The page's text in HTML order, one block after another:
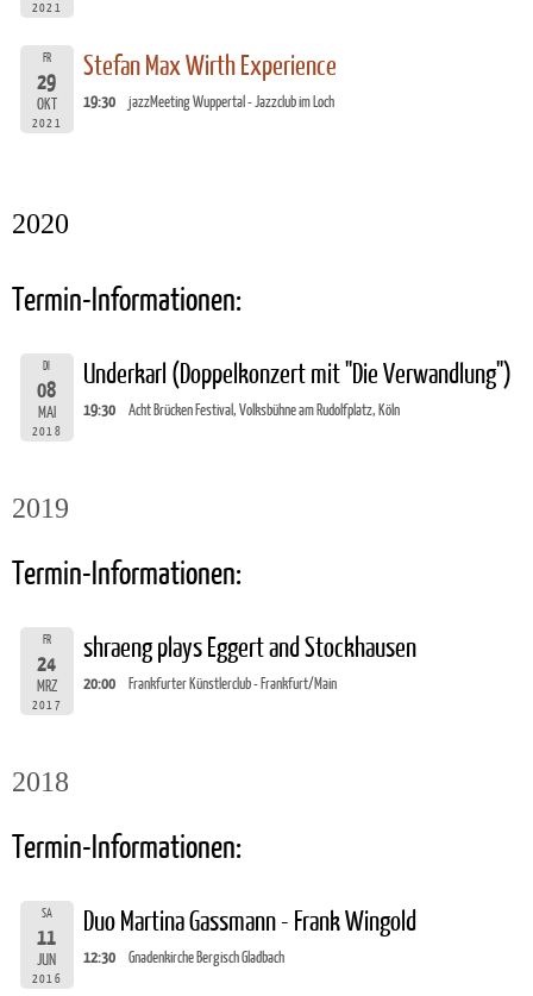
2021
FR
29
OKT
2021
Stefan Max Wirth Experience
19:30 jazzMeeting Wuppertal - Jazzclub im Loch
2020
Termin-Informationen:
DI
08
MAI
2018
Underkarl (Doppelkonzert mit "Die Verwandlung")
19:30 Acht Brücken Festival, Volksbühne am Rudolfplatz, Köln
2019
Termin-Informationen:
FR
24
MRZ
2017
shraeng plays Eggert and Stockhausen
20:00 Frankfurter Künstlerclub - Frankfurt/Main
2018
Termin-Informationen:
SA
11
JUN
2016
Duo Martina Gassmann - Frank Wingold
12:30 Gnadenkirche Bergisch Gladbach